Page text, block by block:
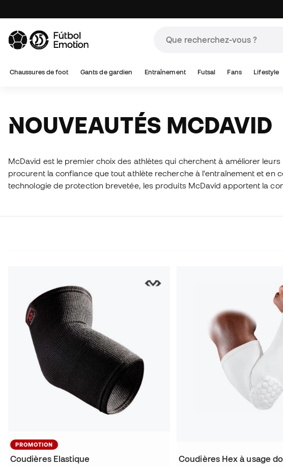
Chaussures de foot Gants de gardien Entraînement Futsal Fans Lifestyle
NOUVEAUTÉS MCDAVID
McDavid est le premier choix des athlètes qui cherchent à améliorer
procurent la confiance que tout athlète recherche à l'entraînement et en
technologie de protection brevetée, les produits McDavid apportent la
PROMOTION
Coudières Elastique